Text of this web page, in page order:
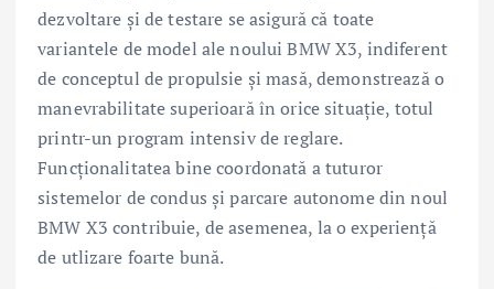
dezvoltare şi de testare se asigură că toate
variantele de model ale noului BMW X3, indiferent
de conceptul de propulsie şi masă, demonstrează o
manevrabilitate superioară în orice situaţie, totul
printr-un program intensiv de reglare.
Funcţionalitatea bine coordonată a tuturor
sistemelor de condus şi parcare autonome din noul
BMW X3 contribuie, de asemenea, la o experienţă
de utlizare foarte bună.